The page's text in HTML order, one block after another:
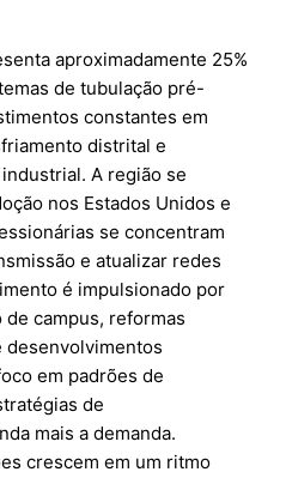
aproximadamente 25%
de tubulação pré-
constantes em
distrital e
A região se
nos Estados Unidos e
se concentram
e atualizar redes
é impulsionado por
campus, reformas
desenvolvimentos
em padrões de
de
mais a demanda.
crescem em um ritmo